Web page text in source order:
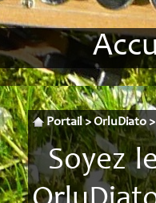
Revue de
Portail>OrluDiato>
Soyez